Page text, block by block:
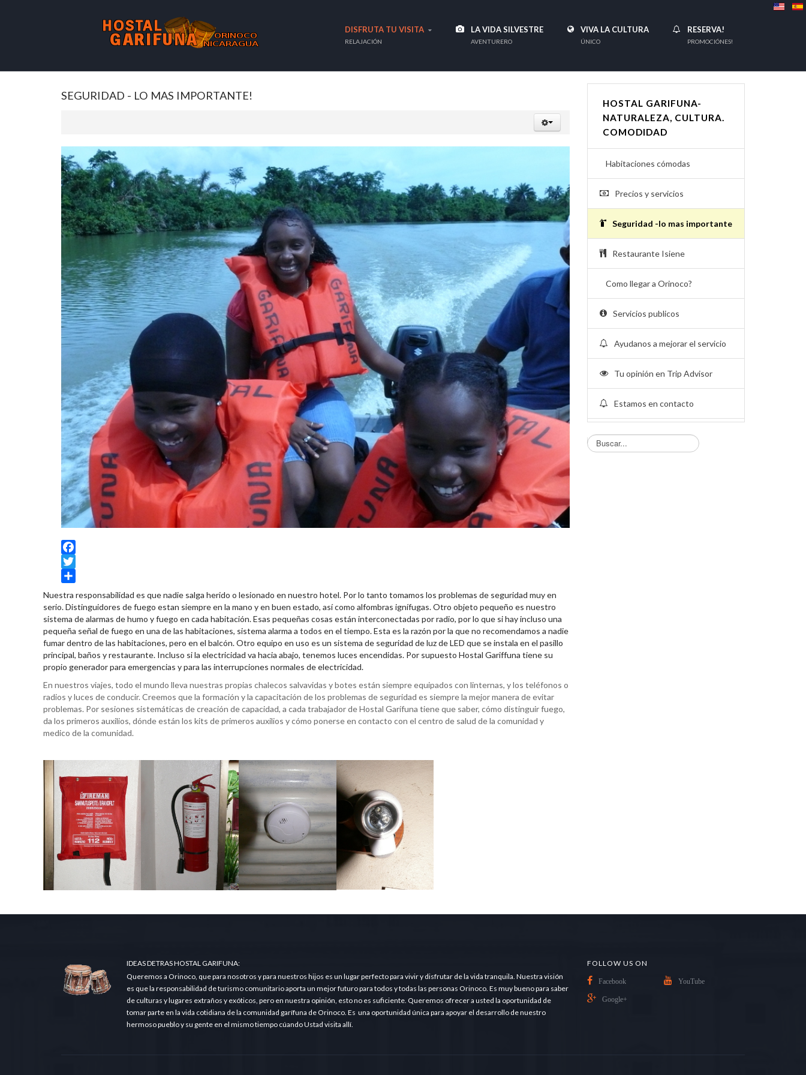
DISFRUTA TU VISITA
RELAJACIÓN
LA VIDA SILVESTRE
AVENTURERO
VIVA LA CULTURA
ÚNICO
RESERVA!
PROMOCIÓNES!
SEGURIDAD - LO MAS IMPORTANTE!
Facebook
Twitter
Nuestra responsabilidad es que nadie salga herido o lesionado en nuestro hotel. Por lo tanto tomamos los problemas de seguridad muy en
serio. Distinguidores de fuego estan siempre en la mano y en buen estado, así como alfombras ignífugas. Otro objeto pequeño es nuestro
sistema de alarmas de humo y fuego en cada habitación. Esas pequeñas cosas están interconectadas por radio, por lo que si hay incluso una
pequeña señal de fuego en una de las habitaciones, sistema alarma a todos en el tiempo. Esta es la razón por la que no recomendamos a nadie
fumar dentro de las habitaciones, pero en el balcón. Otro equipo en uso es un sistema de seguridad de luz de LED que se instala en el pasillo
principal, baños y restaurante. Incluso si la electricidad va hacia abajo, tenemos luces encendidas. Por supuesto Hostal Gariffuna tiene su
propio generador para emergencias y para las interrupciones normales de electricidad.
En nuestros viajes, todo el mundo lleva nuestras propias chalecos salvavidas y botes están siempre equipados con linternas, y los teléfonos o
radios y luces de conducir. Creemos que la formación y la capacitación de los problemas de seguridad es siempre la mejor manera de evitar
problemas. Por sesiones sistemáticas de creación de capacidad, a cada trabajador de Hostal Garífuna tiene que saber, cómo distinguir fuego,
da los primeros auxilios, dónde están los kits de primeros auxilios y cómo ponerse en contacto con el centro de salud de la comunidad y
medico de la comunidad.
HOSTAL GARIFUNA-
NATURALEZA, CULTURA.
COMODIDAD
Habitaciones cómodas
Precios y servicios
Seguridad -lo mas importante
Restaurante Isiene
Como llegar a Orinoco?
Servicios publicos
Ayudanos a mejorar el servicio
Tu opinión en Trip Advisor
Estamos en contacto
Busqueda...
IDEAS DETRAS HOSTAL GARIFUNA:
Queremos a Orinoco, que para nosotros y para nuestros hijos es un lugar perfecto para vivir y disfrutar de la vida tranquila. Nuestra visión
es que la responsabilidad de turismo comunitario aporta un mejor futuro para todos y todas las personas Orinoco. Es muy bueno para saber
de culturas y lugares extraños y exóticos, pero en nuestra opinión, esto no es suficiente. Queremos ofrecer a usted la oportunidad de
tomar parte en la vida cotidiana de la comunidad garífuna de Orinoco. Es una oportunidad única para apoyar el desarrollo de nuestro
hermoso pueblo y su gente en el mismo tiempo cúando Ustad visita allí.
FOLLOW US ON
Facebook YouTube
Google+